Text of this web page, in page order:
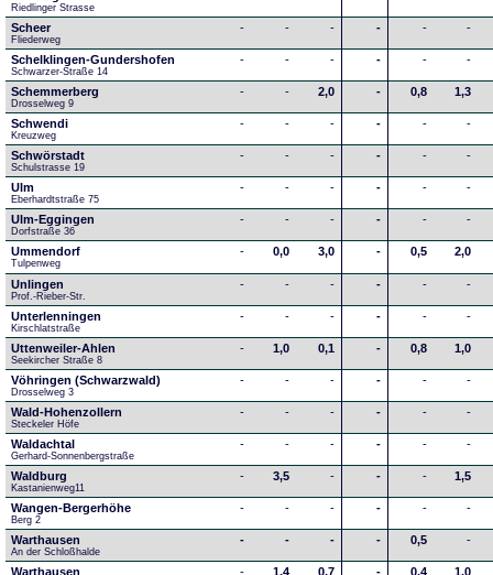
Riedlinger Strasse
Scheer
Fliederweg
- - - - - -
Schelklingen-Gundershofen
Schwarzer-Straße 14
- - - - - -
Schemmerberg
Drosselweg 9
- - 2,0 - 0,8 1,3
Schwendi
Kreuzweg
- - - - - -
Schwörstadt
Schulstrasse 19
- - - - - -
Ulm
Eberhardtstraße 75
- - - - - -
Ulm-Eggingen
Dorfstraße 36
- - - - - -
Ummendorf
Tulpenweg
- 0,0 3,0 - 0,5 2,0
Unlingen
Prof.-Rieber-Str.
- - - - - -
Unterlenningen
Kirschlatstraße
- - - - - -
Uttenweiler-Ahlen
Seekircher Straße 8
- 1,0 0,1 - 0,8 1,0
Vöhringen (Schwarzwald)
Drosselweg 3
- - - - - -
Wald-Hohenzollern
Steckeler Höfe
- - - - - -
Waldachtal
Gerhard-Sonnenbergstraße
- - - - - -
Waldburg
Kastanienweg11
- 3,5 - - - 1,5
Wangen-Bergerhöhe
Berg 2
- - - - - -
Warthausen
An der Schloßhalde
- - - - 0,5 -
Warthausen - 1,4 0,7 - 0,4 1,0